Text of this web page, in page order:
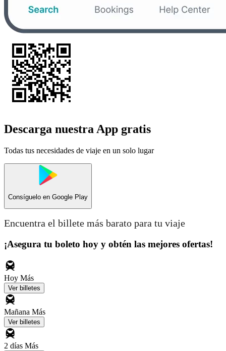
Descarga nuestra App gratis
Todas tus necesidades de viaje en un solo lugar
Consíguelo en Google Play
Encuentra el billete más barato para tu viaje
¡Asegura tu boleto hoy y obtén las mejores ofertas!
Hoy Más
Ver billetes
Mañana Más
Ver billetes
2 días Más